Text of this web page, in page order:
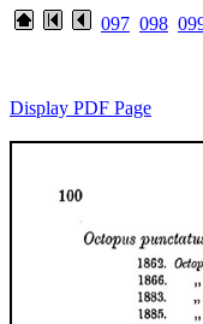
097 098
Display PDF Page